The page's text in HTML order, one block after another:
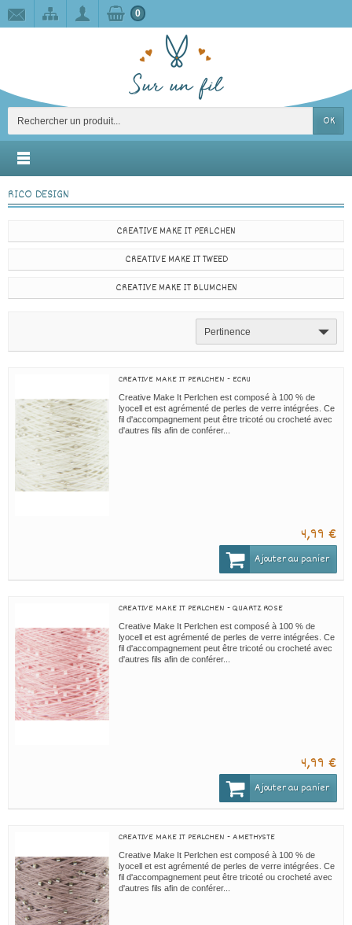
OK
0
RICO DESIGN
CREATIVE MAKE IT PERLCHEN
CREATIVE MAKE IT TWEED
CREATIVE MAKE IT BLUMCHEN
Pertinence
CREATIVE MAKE IT PERLCHEN - ECRU
Creative Make It Perlchen est composé à 100 % de
lyocell et est agrémenté de perles de verre intégrées. Ce
fil d'accompagnement peut être tricoté ou crocheté avec
d'autres fils afin de conférer...
4,99 €
Ajouter au panier
CREATIVE MAKE IT PERLCHEN - QUARTZ ROSE
Creative Make It Perlchen est composé à 100 % de
lyocell et est agrémenté de perles de verre intégrées. Ce
fil d'accompagnement peut être tricoté ou crocheté avec
d'autres fils afin de conférer...
4,99 €
Ajouter au panier
CREATIVE MAKE IT PERLCHEN - AMETHYSTE
Creative Make It Perlchen est composé à 100 % de
lyocell et est agrémenté de perles de verre intégrées. Ce
fil d'accompagnement peut être tricoté ou crocheté avec
d'autres fils afin de conférer...